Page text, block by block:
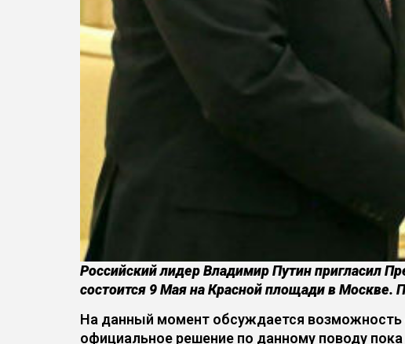
Российский лидер Владимир Путин пригласил
состоится 9 Мая на Красной площади в Москве.
На данный момент обсуждается возможность
официальное решение по данному поводу